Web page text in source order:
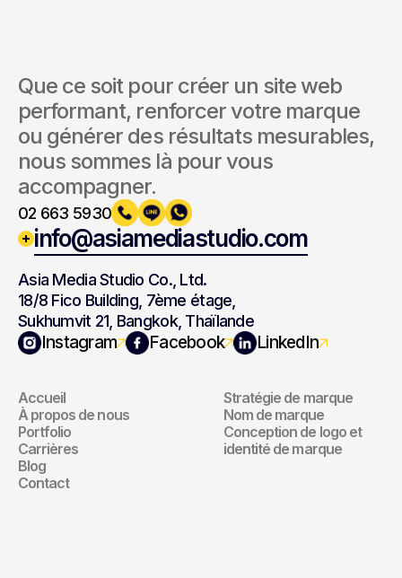
Que ce soit pour créer un site web
performant, renforcer votre marque
ou générer des résultats mesurables,
nous sommes là pour vous
accompagner.
02 663 5930
info@asiamediastudio.com
Asia Media Studio Co., Ltd.
18/8 Fico Building, 7ème étage,
Sukhumvit 21, Bangkok, Thaïlande
Instagram Facebook LinkedIn
Navigation
Navigation
Accueil
À propos de nous
Portfolio
Carrières
Blog
Contact
Marque
Marque
Stratégie de marque
Nom de marque
Conception de logo et
identité de marque